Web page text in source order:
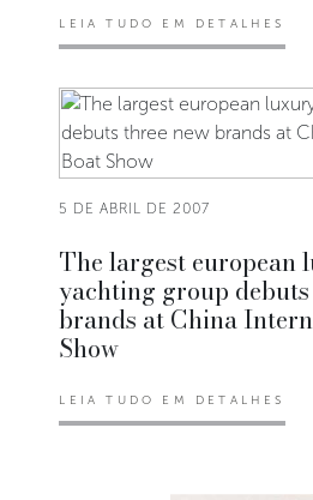
LEIA TUDO EM DETALHES
5 DE ABRIL DE 2007
The largest european
yachting group
brands at China
Show
LEIA TUDO EM DETALHES